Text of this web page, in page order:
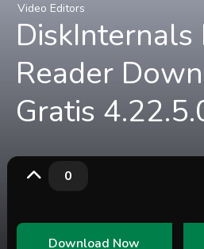
Video Editors
DiskInternals
Reader
Gratis
0
Download Now